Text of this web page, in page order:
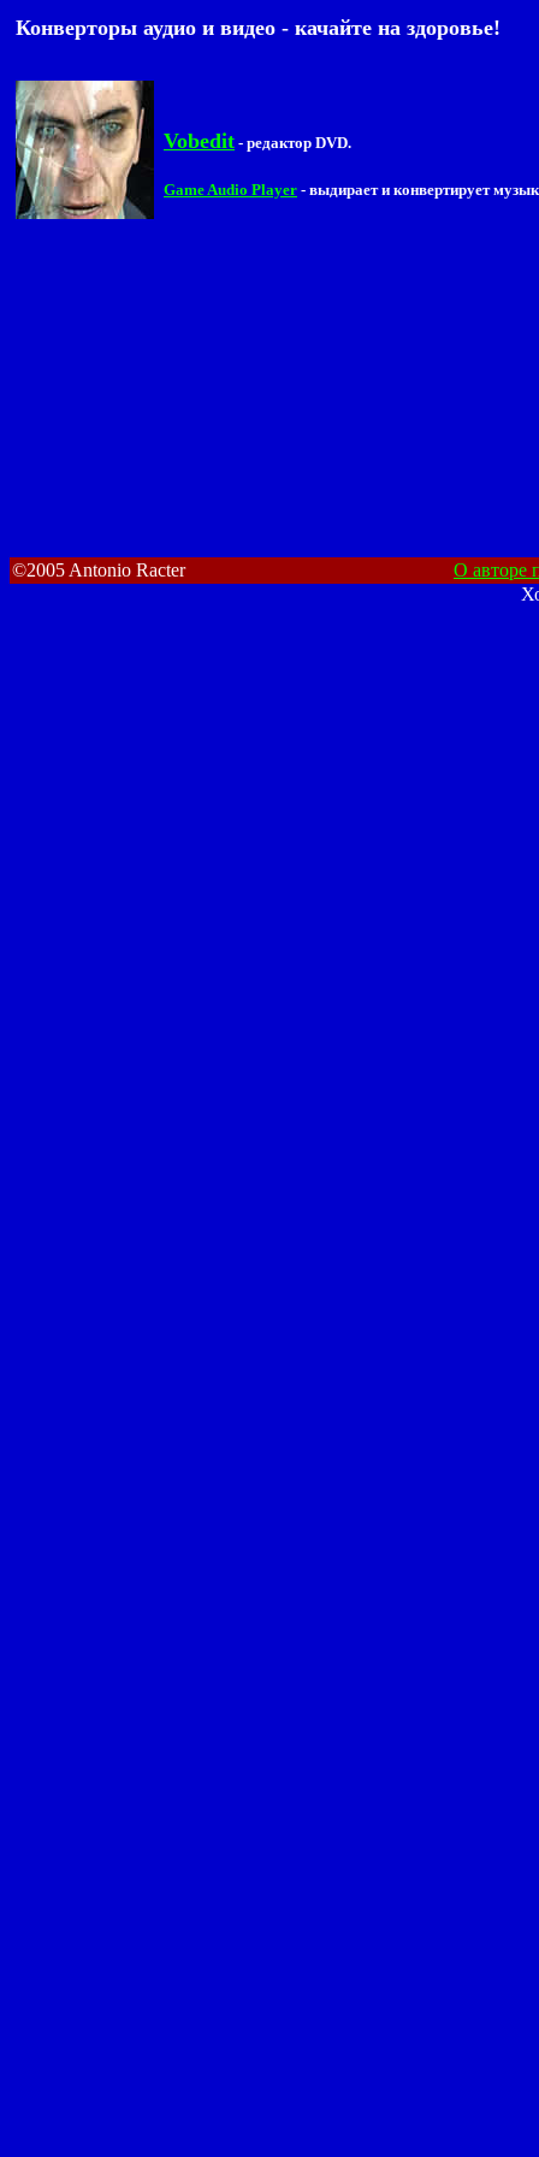
Конверторы аудио и видео - качайте на здоровье!
Vobedit - редактор DVD.
Game Audio Player - выдирает и конвертирует
©2005 Antonio Racter
О авторе